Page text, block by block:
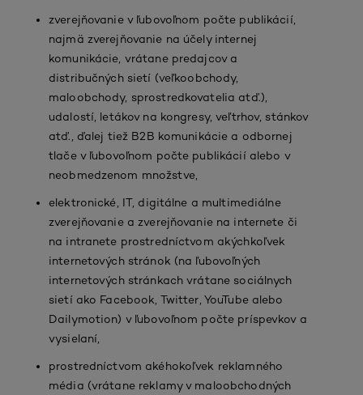
zverejňovanie v ľubovoľnom počte publikácií,
najmä zverejňovanie na účely internej
komunikácie, vrátane predajcov a
distribučných sietí (veľkoobchody,
maloobchody, sprostredkovatelia atď.),
udalostí, letákov na kongresy, veľtrhov, stánkov
atď., ďalej tiež B2B komunikácie a odbornej
tlače v ľubovoľnom počte publikácií alebo v
neobmedzenom množstve,
elektronické, IT, digitálne a multimediálne
zverejňovanie a zverejňovanie na internete či
na intranete prostredníctvom akýchkoľvek
internetových stránok (na ľubovoľných
internetových stránkach vrátane sociálnych
sietí ako Facebook, Twitter, YouTube alebo
Dailymotion) v ľubovoľnom počte príspevkov a
vysielaní,
prostredníctvom akéhokoľvek reklamného
média (vrátane reklamy v maloobchodných